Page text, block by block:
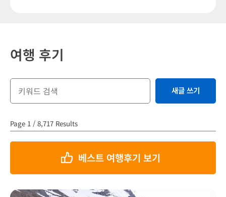
여행 후기
새글 쓰기
Page 1 / 8,717 Results
베스트 여행후기 보기